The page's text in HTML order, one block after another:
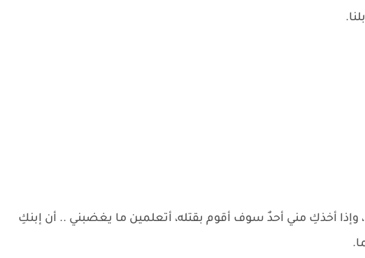
وإذا أخذكِ مني أحدٌ سوف أقوم بقتله، أتعلمين ما يغضبني .. أن إبنكِ